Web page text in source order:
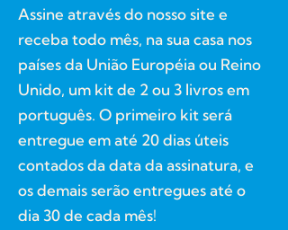
Assine através do nosso site e
receba todo mês, na sua casa nos
países da União Européia ou Reino
Unido, um kit de 2 ou 3 livros em
português. O primeiro kit será
entregue em até 20 dias úteis
contados da data da assinatura, e
os demais serão entregues até o
dia 30 de cada mês!